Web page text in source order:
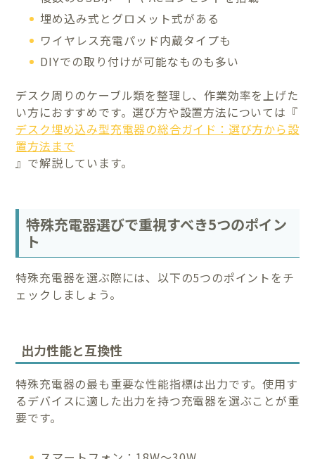
埋め込み式とグロメット式がある
ワイヤレス充電パッド内蔵タイプも
DIYでの取り付けが可能なものも多い
デスク周りのケーブル類を整理し、作業効率を上げた
い方におすすめです。選び方や設置方法については『
デスク埋め込み型充電器の総合ガイド：選び方から設
置方法まで
』で解説しています。
特殊充電器選びで重視すべき5つのポイン
ト
特殊充電器を選ぶ際には、以下の5つのポイントをチ
ェックしましょう。
出力性能と互換性
特殊充電器の最も重要な性能指標は出力です。使用す
るデバイスに適した出力を持つ充電器を選ぶことが重
要です。